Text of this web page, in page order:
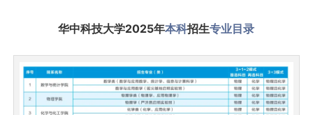
华中科技大学2025年本科招生专业目录